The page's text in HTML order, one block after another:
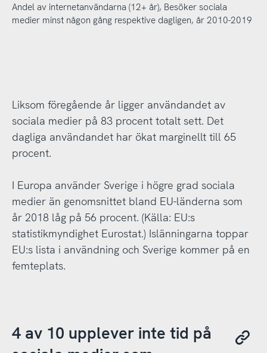
Andel av internetanvändarna (12+ år), Besöker sociala
medier minst någon gång respektive dagligen, år 2010-2019
Liksom föregående år ligger användandet av
sociala medier på 83 procent totalt sett. Det
dagliga användandet har ökat marginellt till 65
procent.
I Europa använder Sverige i högre grad sociala
medier än genomsnittet bland EU-länderna som
år 2018 låg på 56 procent. (Källa: EU:s
statistikmyndighet Eurostat.) Islänningarna toppar
EU:s lista i användning och Sverige kommer på en
femteplats.
4 av 10 upplever inte tid på